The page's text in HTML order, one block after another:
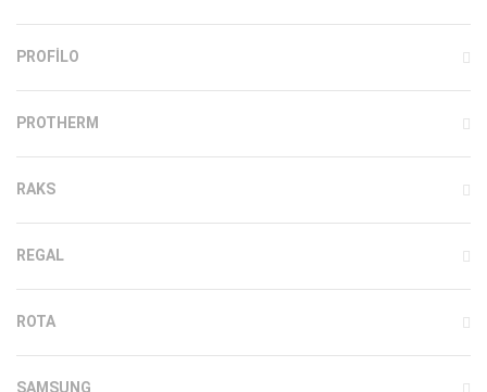
PROFILO
PROTHERM
RAKS
REGAL
ROTA
SAMSUNG